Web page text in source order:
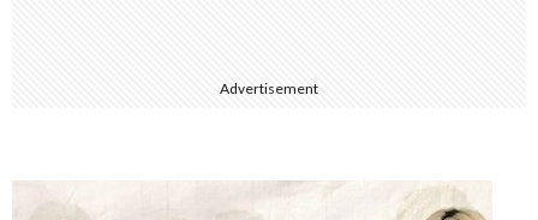
Advertisement